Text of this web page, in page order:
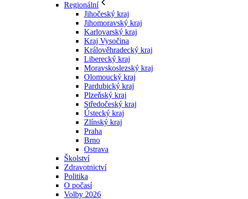
Regionální
Jihočeský kraj
Jihomoravský kraj
Karlovarský kraj
Kraj Vysočina
Králověhradecký kraj
Liberecký kraj
Moravskoslezský kraj
Olomoucký kraj
Pardubický kraj
Plzeňský kraj
Středočeský kraj
Ústecký kraj
Zlínský kraj
Praha
Brno
Ostrava
Školství
Zdravotnictví
Politika
O počasí
Volby 2026